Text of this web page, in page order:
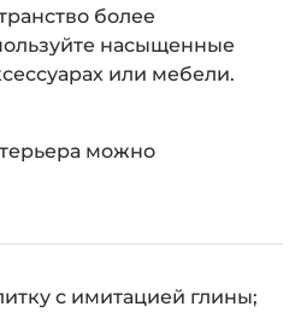
более
насыщенные
или мебели.
можно
с имитацией глины;